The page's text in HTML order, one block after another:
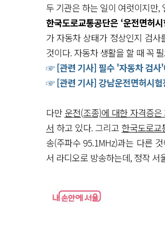
두 기관은 하는 일이 여럿이지만
한국도로교통공단은 ‘운전면허시
가 자동차 상태가 정상인지 검사
것이다. 자동차 생활을 할 때 꼭
☞ [관련 기사] 필수 '자동차 검사'
☞ [관련 기사] 강남운전면허시험
다만운전(조종)에 대한 자격증
서 하고 있다. 그리고한국도로교
송(주파수 95.1MHz)과는 다른
서 라디오로 방송하는데, 정작